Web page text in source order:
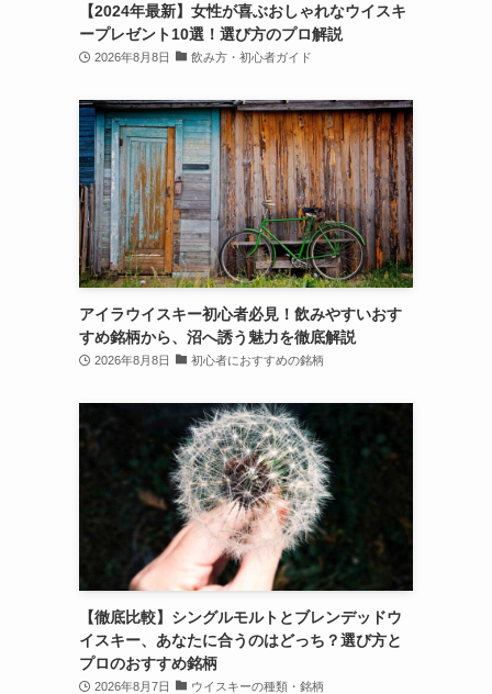
【2024年最新】女性が喜ぶおしゃれなウイスキ
ープレゼント10選！選び方のプロ解説
2026年8月8日 飲み方・初心者ガイド
アイラウイスキー初心者必見！飲みやすいおす
すめ銘柄から、沼へ誘う魅力を徹底解説
2026年8月8日 初心者におすすめの銘柄
【徹底比較】シングルモルトとブレンデッドウ
イスキー、あなたに合うのはどっち？選び方と
プロのおすすめ銘柄
2026年8月7日 ウイスキーの種類・銘柄